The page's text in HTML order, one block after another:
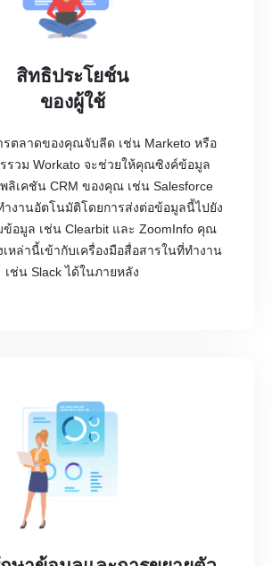
สิทธิประโยช์น
ของผู้ใช้
รตลาดของคุณจับลีด เช่น Marketo หรือ
รรวม Workato จะช่วยให้คุณซิงค์ข้อมูล
ลิเคชัน CRM ของคุณ เช่น Salesforce
ำงานอัตโนมัติโดยการส่งต่อข้อมูลนี้ไปยัง
ข้อมูล เช่น Clearbit และ ZoomInfo คุณ
หล่านี้เข้ากับเครื่องมือสื่อสารในที่ทำงาน
เช่น Slack ได้ในภายหลัง